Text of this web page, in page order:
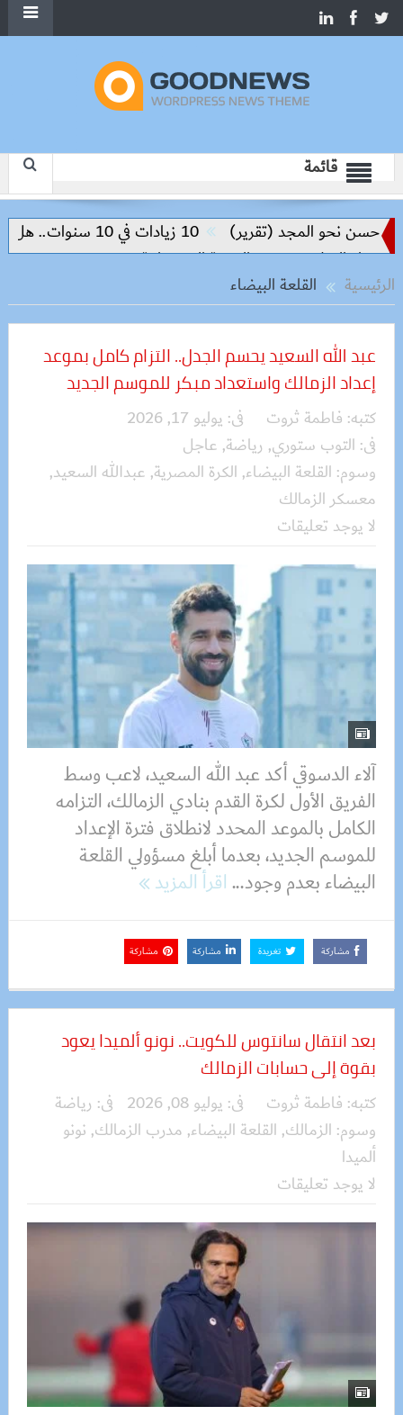
قائمة
(تقرير)
10 زيادات في 10 سنوات.. هل حان الوقت لرفع دعم البنزين نهائيا؟
وتحقيق التنمية المستدامة
الرئيسية
القلعة البيضاء
عبد الله السعيد يحسم الجدل.. التزام كامل بموعد
إعداد الزمالك واستعداد مبكر للموسم الجديد
كتبه: فاطمة ثروت فى: يوليو 17, 2026
فى: التوب ستوري, رياضة, عاجل
وسوم: القلعة البيضاء, الكرة المصرية, عبدالله السعيد,
معسكر الزمالك
لا يوجد تعليقات
آلاء الدسوقي أكد عبد الله السعيد، لاعب وسط
الفريق الأول لكرة القدم بنادي الزمالك، التزامه
الكامل بالموعد المحدد لانطلاق فترة الإعداد
للموسم الجديد، بعدما أبلغ مسؤولي القلعة
البيضاء بعدم وجود...اقرأ المزيد
مشاركة تغريدة مشاركة مشاركة
بعد انتقال سانتوس للكويت.. نونو ألميدا يعود
بقوة إلى حسابات الزمالك
كتبه: فاطمة ثروت فى: يوليو 08, 2026 فى: رياضة
وسوم: الزمالك, القلعة البيضاء, مدرب الزمالك, نونو
ألميدا
لا يوجد تعليقات